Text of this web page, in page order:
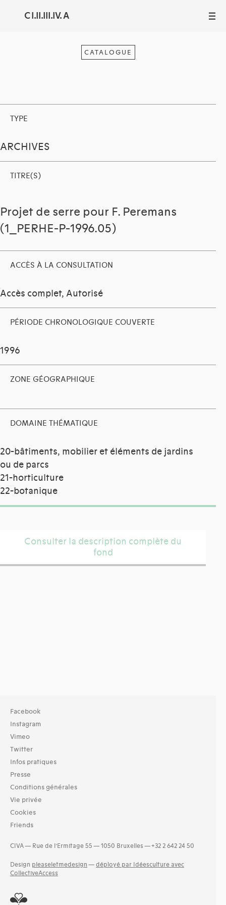
C I.II.III.IV. A III
CATALOGUE
TYPE
ARCHIVES
TITRE(S)
Projet de serre pour F. Peremans
(1_PERHE-P-1996.05)
ACCÈS À LA CONSULTATION
Accès complet, Autorisé
PÉRIODE CHRONOLOGIQUE COUVERTE
1996
ZONE GÉOGRAPHIQUE
DOMAINE THÉMATIQUE
20-bâtiments, mobilier et éléments de jardins
ou de parcs
21-horticulture
22-botanique
Consulter la description complète du
fond
Facebook
Instagram
Vimeo
Twitter
Infos pratiques
Presse
Conditions générales
Vie privée
Cookies
Friends
CIVA — Rue de l’Ermitage 55 — 1050 Bruxelles — +32 2 642 24 50
Design pleaseletmedesign — déployé par Idéesculture avec
CollectiveAccess